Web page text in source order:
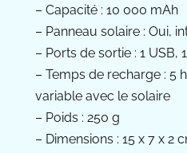
– Capacité : 10 000 mAh
– Panneau solaire : Oui,
– Ports de sortie : 1 USB,
– Temps de recharge : 5
variable avec le solaire
– Poids : 250 g
– Dimensions : 15 x 7 x 2